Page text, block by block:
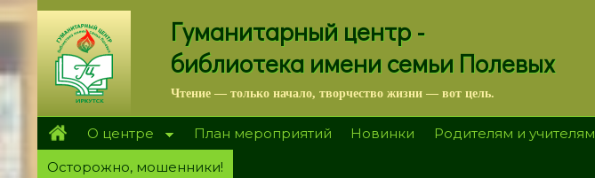
Перейти
к
основному
содержанию
Гуманитарный центр -
библиотека имени семьи Полевых
Чтение — только начало, творчество жизни — вот цель.
О центре План мероприятий Новинки Родителям и учителям
Осторожно, мошенники!